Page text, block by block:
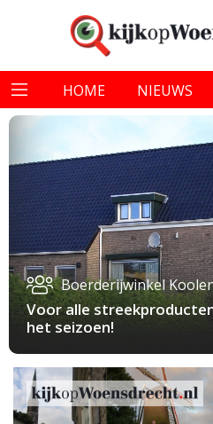
HOME NIEUWS
Boerderijwinkel
Voor alle
het seizoen!